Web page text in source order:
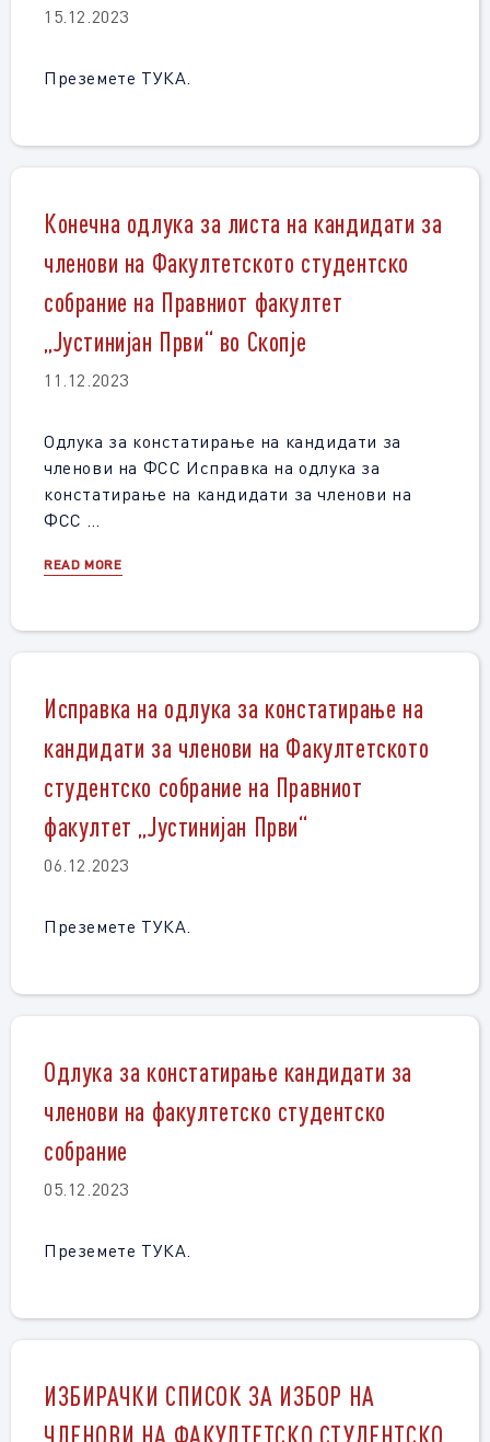
15.12.2023
Преземете ТУКА.
Конечна одлука за листа на кандидати за
членови на Факултетското студентско
собрание на Правниот факултет
„Јустинијан Први“ во Скопје
11.12.2023
Одлука за констатирање на кандидати за
членови на ФСС Исправка на одлука за
констатирање на кандидати за членови на
ФСС …
READ MORE
Исправка на одлука за констатирање на
кандидати за членови на Факултетското
студентско собрание на Правниот
факултет „Јустинијан Први“
06.12.2023
Преземете ТУКА.
Одлука за констатирање кандидати за
членови на факултетско студентско
собрание
05.12.2023
Преземете ТУКА.
ИЗБИРАЧКИ СПИСОК ЗА ИЗБОР НА
ЧЛЕНОВИ НА ФАКУЛТЕТСКО СТУДЕНТСКО